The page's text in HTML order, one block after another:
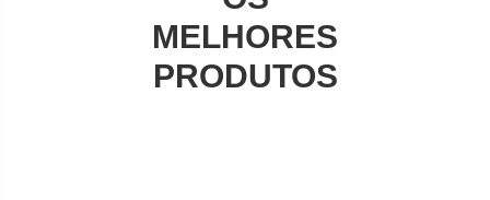
MELHORES
PRODUTOS